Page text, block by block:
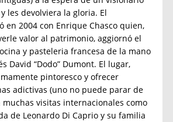
les devolviera la gloria. El
en 2004 con Enrique Chasco quien,
valor al patrimonio, aggiornó el
y pasteleria francesa de la mano
David “Dodo” Dumont. El lugar,
pintoresco y ofrecer
adictivas (uno no puede parar de
muchas visitas internacionales como
de Leonardo Di Caprio y su familia